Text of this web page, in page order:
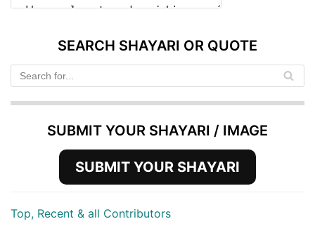
SEARCH SHAYARI OR QUOTE
SUBMIT YOUR SHAYARI / IMAGE
SUBMIT YOUR SHAYARI
Top, Recent & all Contributors